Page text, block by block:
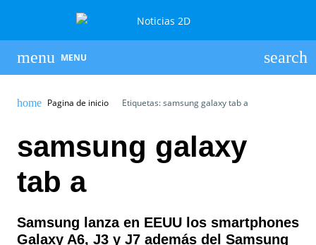
MENU
Pagina de inicio Etiquetas: samsung galaxy tab a
samsung galaxy
tab a
Samsung lanza en EEUU los smartphones
Galaxy A6, J3 y J7 además del Samsung